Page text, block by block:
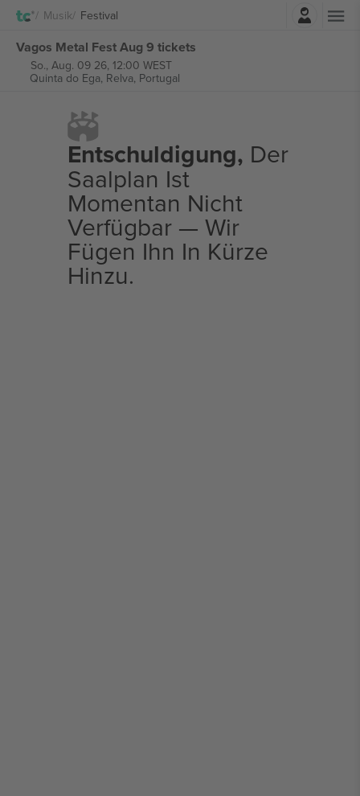
Musik Festival
Vagos Metal Fest Aug 9 tickets
So., Aug. 09 26, 12:00 WEST
Quinta do Ega, Relva, Portugal
Entschuldigung, Der
Saalplan Ist
Momentan Nicht
Verfügbar — Wir
Fügen Ihn In Kürze
Hinzu.